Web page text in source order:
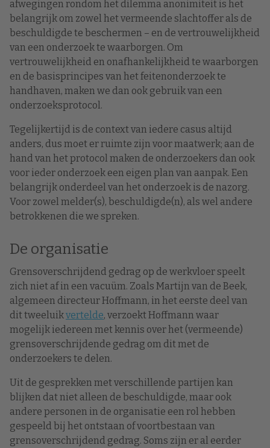
afwegingen rondom het dilemma anonimiteit is het
belangrijk om zowel het vermeende slachtoffer als de
beschuldigde te beschermen – en de vertrouwelijkheid
van een onderzoek te waarborgen. Om
vertrouwelijkheid en onafhankelijkheid te waarborgen
en de basisprincipes van het feitenonderzoek te
handhaven, maken we dan ook gebruik van een
onderzoeksprotocol.
Tegelijkertijd is de context van iedere casus altijd
anders, dus moet er ruimte zijn voor maatwerk; aan de
hand van het protocol maken de onderzoekers dan ook
voor ieder onderzoek een eigen plan van aanpak. Een
belangrijk onderdeel van het onderzoek is de nazorg.
Voor zowel melder(s), beschuldigde(n), als wel andere
betrokkenen die we spreken.
De organisatie
Grensoverschrijdend gedrag op de werkvloer speelt
zich niet af in een vacuüm. Zoals Martijn van de Beek,
algemeen directeur Hoffmann, in het eerste deel van
dit tweeluikvertelde, verzoekt Hoffmann waar
mogelijk iedereen met kennis over het (vermeende)
grensoverschrijdende gedrag om dit met de
onderzoekers te delen.
Uit de gesprekken met verschillende partijen kan
blijken dat niet alleen de beschuldigde, maar ook
andere personen in de organisatie een rol hebben
gespeeld bij het ontstaan of voortbestaan van
grensoverschrijdend gedrag. Soms zijn er al eerder